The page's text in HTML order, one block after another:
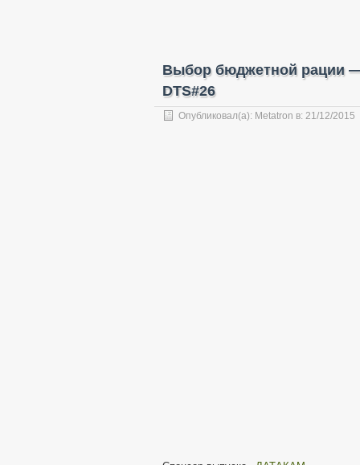
Выбор бюджетной рации
DTS#26
Опубликовал(а): Metatron в: 21/12/2015